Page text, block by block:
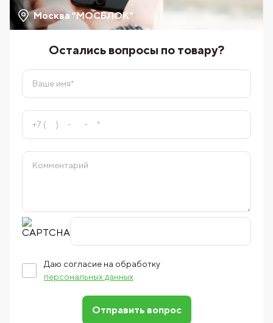
Москва "МОСБЛОК"
Остались вопросы по товару?
Даю согласие на обработку
персональных данных
Отправить вопрос